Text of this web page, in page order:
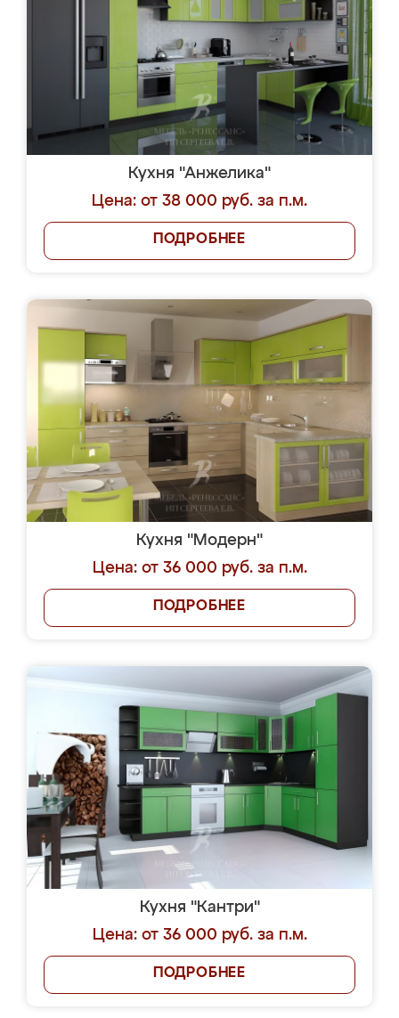
Кухня "Анжелика"
Цена: от 38 000 руб. за п.м.
ПОДРОБНЕЕ
Кухня "Модерн"
Цена: от 36 000 руб. за п.м.
ПОДРОБНЕЕ
Кухня "Кантри"
Цена: от 36 000 руб. за п.м.
ПОДРОБНЕЕ